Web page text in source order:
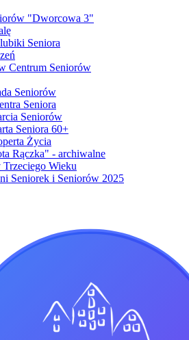
"Dworcowa 3"
Seniora
Centrum Seniorów
Seniorów
Seniora
Seniorów
Seniora 60+
Życia
Rączka" - archiwalne
Wieku
Seniorek i Seniorów 2025